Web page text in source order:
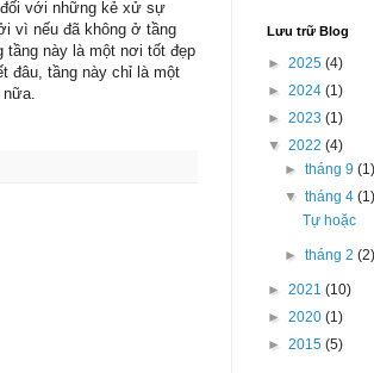
với những kẻ xử sự
vì nếu đã không ở tầng
tầng này là một nơi tốt đẹp
đâu, tầng này chỉ là một
nữa.
Lưu trữ Blog
► 2025 (4)
► 2024 (1)
► 2023 (1)
▼ 2022 (4)
►tháng 9(1)
▼tháng 4(1)
Tự hoặc
►tháng 2(2)
► 2021 (10)
► 2020 (1)
► 2015 (5)